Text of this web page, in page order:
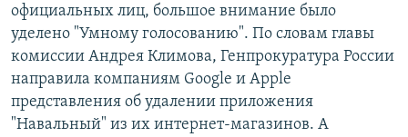
официальных лиц, большое внимание было
уделено "Умному голосованию". По словам главы
комиссии Андрея Климова, Генпрокуратура России
направила компаниям Google и Apple
представления об удалении приложения
"Навальный" из их интернет-магазинов. А